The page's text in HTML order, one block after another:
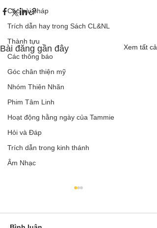
Các bài pháp
Trích dẫn hay trong Sách CL&NL
Thành tựu
Các thông báo
Góc chân thiện mỹ
Nhóm Thiên Nhãn
Phim Tâm Linh
Hoạt động hằng ngày của Tammie
Hỏi và Đáp
Trích dẫn trong kinh thánh
Âm Nhạc
Bài đăng gần đây Xem tất cả